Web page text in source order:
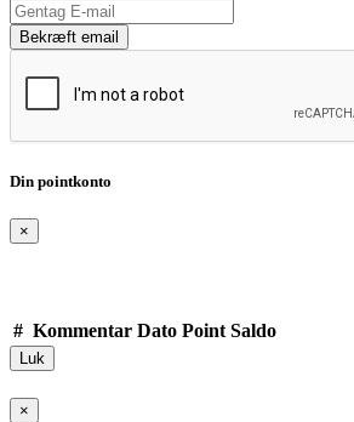
Bekræft email
Din pointkonto
×
# Kommentar Dato Point Saldo
Luk
×